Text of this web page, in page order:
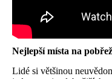
Nejlepší místa na
Lidé si většinou